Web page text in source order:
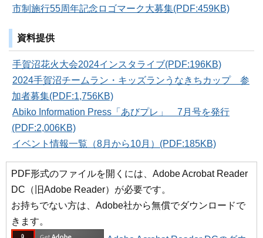
市制施行55周年記念ロゴマーク大募集(PDF:459KB)
資料提供
手賀沼花火大会2024インスタライブ(PDF:196KB)
2024手賀沼チームラン・キッズランうなきちカップ 参
加者募集(PDF:1,756KB)
Abiko Information Press「あびプレ」 7月号を発行
(PDF:2,006KB)
イベント情報一覧（8月から10月）(PDF:185KB)
PDF形式のファイルを開くには、Adobe Acrobat Reader
DC（旧Adobe Reader）が必要です。
お持ちでない方は、Adobe社から無償でダウンロードで
きます。